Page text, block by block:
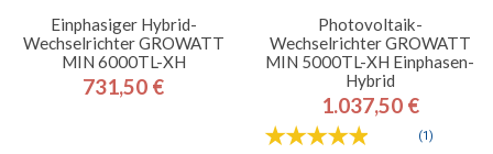
Einphasiger Hybrid-
Wechselrichter GROWATT
MIN 6000TL-XH
Preis
731,50 €
Photovoltaik-
Wechselrichter GROWATT
MIN 5000TL-XH Einphasen-
Hybrid
Preis
1.037,50 €
(1)